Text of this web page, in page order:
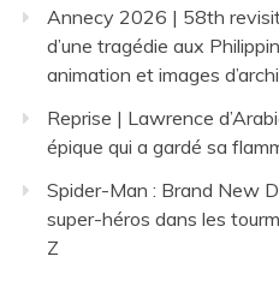
Annecy 2026 | 58th
d’une tragédie aux
animation et images
Reprise | Lawrence
épique qui a gardé sa
Spider-Man : Brand New
super-héros dans les
Z